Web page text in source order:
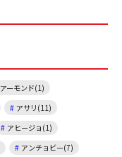
アーモンド(1)
アサリ(11)
アヒージョ(1)
アンチョビー(7)